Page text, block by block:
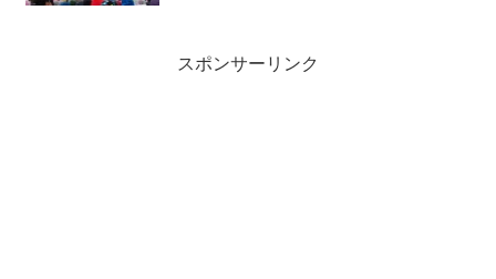
スポンサーリンク